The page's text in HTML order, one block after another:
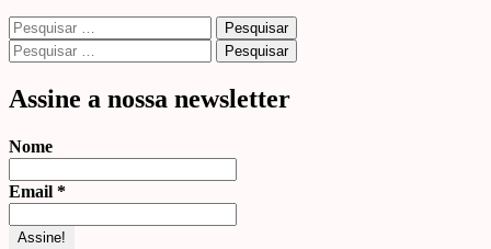
Pesquisar
por:
Pesquisar
por:
Assine a nossa newsletter
Nome
Email *